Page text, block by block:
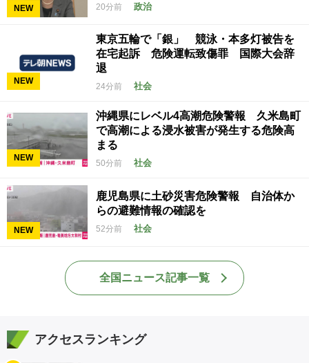
NEW 20分前 政治
NEW
東京五輪で「銀」 競泳・本多灯被告を
在宅起訴 危険運転致傷罪 国際大会辞
退
24分前 社会
NEW
沖縄県にレベル4高潮危険警報 久米島町
で高潮による浸水被害が発生する危険高
まる
50分前 社会
NEW
鹿児島県に土砂災害危険警報 自治体か
らの避難情報の確認を
52分前 社会
全国ニュース記事一覧
アクセスランキング